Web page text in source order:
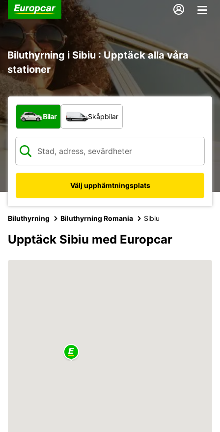
Biluthyrning i Sibiu : Upptäck alla våra
stationer
Vilken typ av fordon?
Bilar Skåpbilar
Välj upphämtningsplats
Biluthyrning Biluthyrning Romania Sibiu
Upptäck Sibiu med Europcar